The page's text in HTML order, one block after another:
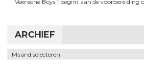
Veensche Boys 1 begint aan de voorbereiding
ARCHIEF
Archief